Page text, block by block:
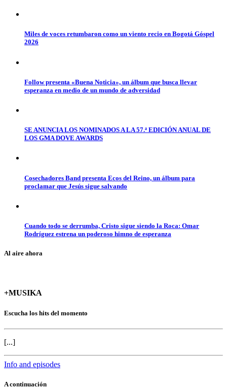
Miles de voces retumbaron como un viento recio en Bogotá Góspel
2026
Follow presenta «Buena Noticia», un álbum que busca llevar
esperanza en medio de un mundo de adversidad
SE ANUNCIA LOS NOMINADOS A LA 57.ª EDICIÓN ANUAL DE
LOS GMA DOVE AWARDS
Cosechadores Band presenta Ecos del Reino, un álbum para
proclamar que Jesús sigue salvando
Cuando todo se derrumba, Cristo sigue siendo la Roca: Omar
Rodríguez estrena un poderoso himno de esperanza
Al aire ahora
+MUSIKA
Escucha los hits del momento
[...]
Info and episodes
A continuación